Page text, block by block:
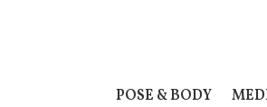
POSE & BODY